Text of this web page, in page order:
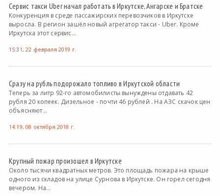
Сервис такси Uber начал работать в Иркутске, Ангарске и Братске
Конкуренция в среде пассажирских перевозчиков в Иркутске
выросла. В регион зашёл новый агрегатор такси - Uber. Кроме
Иркутска этот сервис...
15:31, 22 февраля 2019 г.
Сразу на рубль подорожало топливо в Иркутской области
Теперь за литр 92-го автомобилисты вынуждены отдавать 42
рубля 20 копеек. Дизельное - почти 46 рублей . На АЗС скачок цен
объясняют...
14:19, 08 октября 2018 г.
Крупный пожар произошел в Иркутске
Около тысячи квадратных метров. Это площадь пожара на крыше
одного из складов на улице Сурнова в Иркутске. Он горел сегодня
вечером. На...